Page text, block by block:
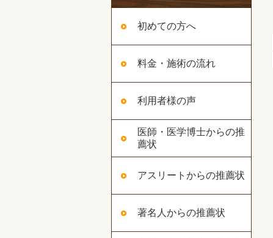
初めての方へ
料金・施術の流れ
利用者様の声
医師・医学博士からの推
薦状
アスリートからの推薦状
著名人からの推薦状